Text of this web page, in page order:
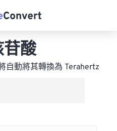
酸
自動將其轉換為 Terahertz